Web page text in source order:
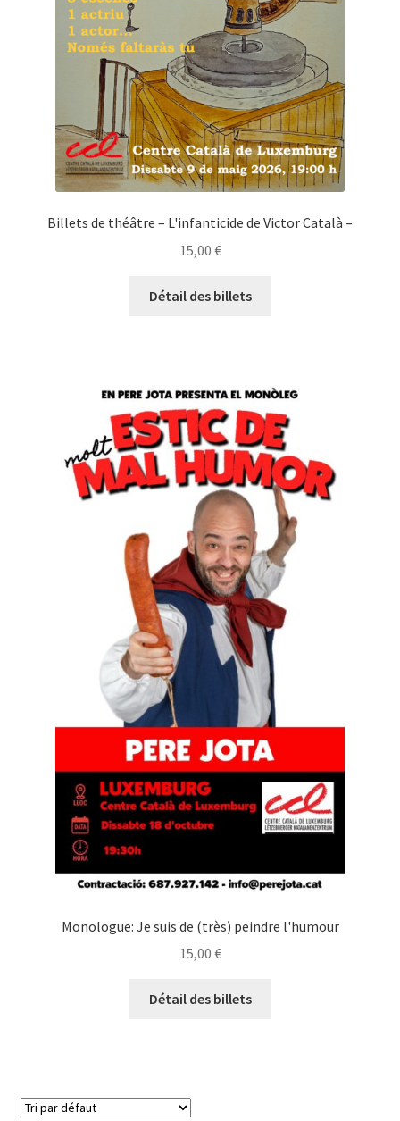
Billets de théâtre – L'infanticide de Victor Català –
15,00 €
Détail des billets
Monologue: Je suis de (très) peindre l'humour
15,00 €
Détail des billets